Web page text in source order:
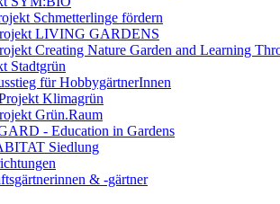
Schmetterlinge fördern
LIVING GARDENS
Creating Nature Garden and Learning
Stadtgrün
für HobbygärtnerInnen
Klimagrün
Grün.Raum
- Education in Gardens
Siedlung
& -gärtner